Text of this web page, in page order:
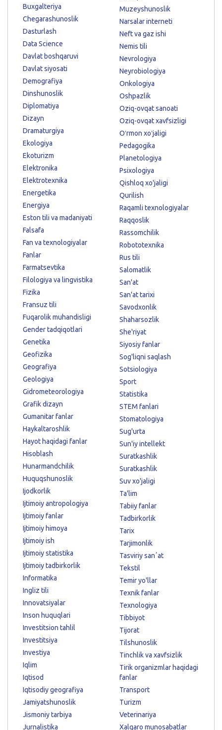
Buxgalteriya
Chegarashunoslik
Dasturlash
Data Science
Davlat boshqaruvi
Davlat siyosati
Demografiya
Dinshunoslik
Diplomatiya
Dizayn
Dramaturgiya
Ekologiya
Ekoturizm
Elektronika
Elektrotexnika
Energetika
Energiya
Eston tili va madaniyati
Falsafa
Fan va texnologiyalar
Fanlar
Farmatsevtika
Filologiya va lingvistika
Fizika
Fransuz tili
Fuqarolik muhandisligi
Gender tadqiqotlari
Genetika
Geofizika
Geografiya
Geologiya
Gidrometeorologiya
Grafik dizayn
Gumanitar fanlar
Haykaltaroshlik
Hayot haqidagi fanlar
Hisoblash
Hunarmandchilik
Huquqshunoslik
Ijodkorlik
Ijtimoiy antropologiya
Ijtimoiy fanlar
Ijtimoiy himoya
Ijtimoiy ish
Ijtimoiy statistika
Ijtimoiy tadbirkorlik
Informatika
Ingliz tili
Innovatsiyalar
Inson huquqlari
Investitsion tahlil
Investitsiya
Investiya
Iqlim
Iqtisod
Iqtisodiy geografiya
Jamiyatshunoslik
Jismoniy tarbiya
Jurnalistika
Muzeyshunoslik
Narsalar interneti
Neft va gaz ishi
Nemis tili
Nevrologiya
Neyrobiologiya
Onkologiya
Oshpazlik
Oziq-ovqat sanoati
Oziq-ovqat xavfsizligi
Oʻrmon xoʻjaligi
Pedagogika
Planetologiya
Psixologiya
Qishloq xo'jaligi
Qurilish
Raqamli texnologiyalar
Raqqoslik
Rassomchilik
Robototexnika
Rus tili
Salomatlik
San'at
San'at tarixi
Savodxonlik
Shaharsozlik
She'riyat
Siyosiy fanlar
Sog'liqni saqlash
Sotsiologiya
Sport
Statistika
STEM fanlari
Stomatologiya
Sug'urta
Sun'iy intellekt
Suratkashlik
Suratkashlik
Suv xo'jaligi
Ta'lim
Tabiiy fanlar
Tadbirkorlik
Tarix
Tarjimonlik
Tasviriy sanʼat
Tekstil
Temir yo'llar
Texnik fanlar
Texnologiya
Tibbiyot
Tijorat
Tilshunoslik
Tinchlik va xavfsizlik
Tirik organizmlar haqidagi
fanlar
Transport
Turizm
Veterinariya
Xalqaro munosabatlar